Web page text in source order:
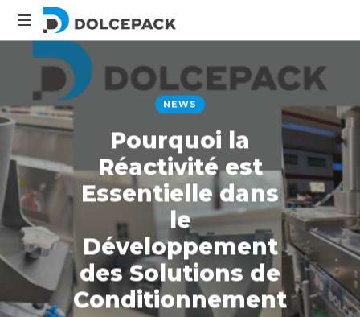
DolcePack
Packaging
Machinery
NEWS
Pourquoi la
Réactivité est
Essentielle dans
le
Développement
des Solutions de
Conditionnement